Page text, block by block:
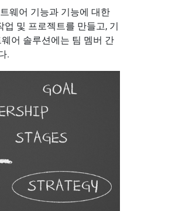
웨어 기능과 기능에 대한
및 프로젝트를 만들고, 기
어 솔루션에는 팀 멤버 간
.